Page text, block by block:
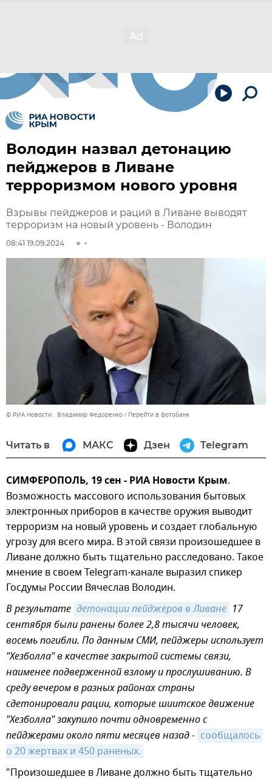
Володин назвал детонацию
пейджеров в Ливане
терроризмом нового уровня
Взрывы пейджеров и раций в Ливане выводят
терроризм на новый уровень - Володин
08:41 19.09.2024
© РИА Новости . Владимир Федоренко Перейти в фотобанк
Читать в МАКС Дзен Telegram
СИМФЕРОПОЛЬ, 19 сен - РИА Новости Крым.
Возможность массового использования бытовых
электронных приборов в качестве оружия выводит
терроризм на новый уровень и создает глобальную
угрозу для всего мира. В этой связи произошедшее в
Ливане должно быть тщательно расследовано. Такое
мнение в своем Telegram-канале выразил спикер
Госдумы России Вячеслав Володин.
В результате детонации пейджеров в Ливане 17
сентября были ранены более 2,8 тысячи человек,
восемь погибли. По данным СМИ, пейджеры использует
"Хезболла" в качестве закрытой системы связи,
наименее подверженной взлому и прослушиванию. В
среду вечером в разных районах страны
сдетонировали рации, которые шиитское движение
"Хезболла" закупило почти одновременно с
пейджерами около пяти месяцев назад - сообщалось
о 20 жертвах и 450 раненых.
"Произошедшее в Ливане должно быть тщательно